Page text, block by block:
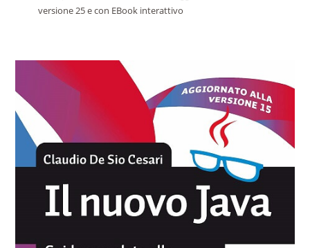
versione 25 e con EBook interattivo